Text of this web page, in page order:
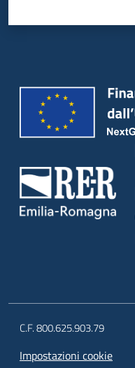
C.F. 800.625.903.79
Impostazioni cookie